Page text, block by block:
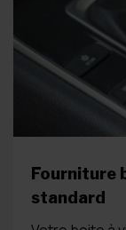
Fourniture
standard